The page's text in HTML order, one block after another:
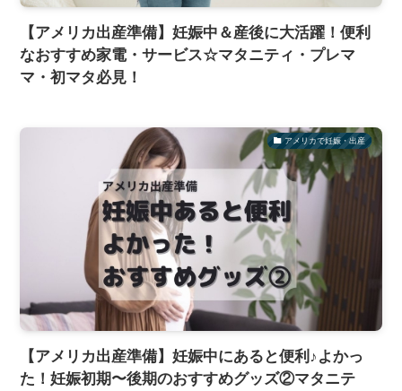
【アメリカ出産準備】妊娠中＆産後に大活躍！便利
なおすすめ家電・サービス☆マタニティ・プレマ
マ・初マタ必見！
アメリカで妊娠・出産
【アメリカ出産準備】妊娠中にあると便利♪よかっ
た！妊娠初期〜後期のおすすめグッズ②マタニテ